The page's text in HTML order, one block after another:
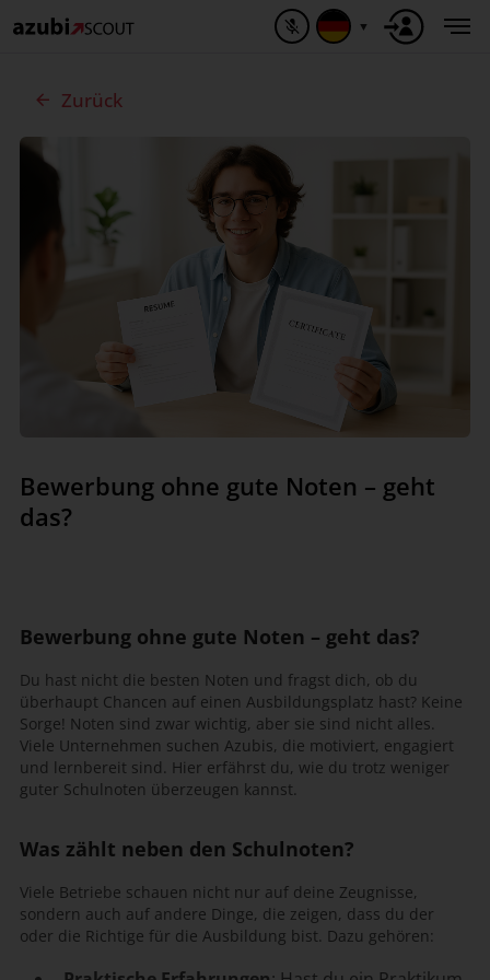
▼
Zurück
Bewerbung ohne gute Noten – geht
das?
Bewerbung ohne gute Noten – geht das?
Du hast nicht die besten Noten und fragst dich, ob du
überhaupt Chancen auf einen Ausbildungsplatz hast? Keine
Sorge! Noten sind zwar wichtig, aber sie sind nicht alles.
Viele Unternehmen suchen Azubis, die motiviert, engagiert
und lernbereit sind. Hier erfährst du, wie du trotz weniger
guter Schulnoten überzeugen kannst.
Was zählt neben den Schulnoten?
Viele Betriebe schauen nicht nur auf deine Zeugnisse,
sondern auch auf andere Dinge, die zeigen, dass du der
oder die Richtige für die Ausbildung bist. Dazu gehören: